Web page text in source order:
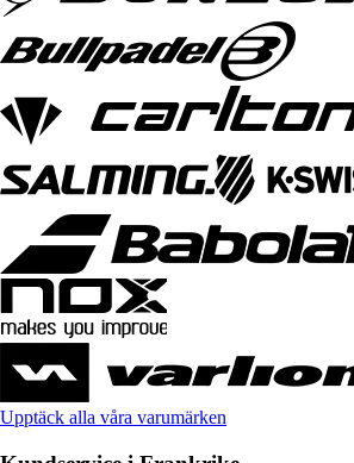
Upptäck alla våra varumärken